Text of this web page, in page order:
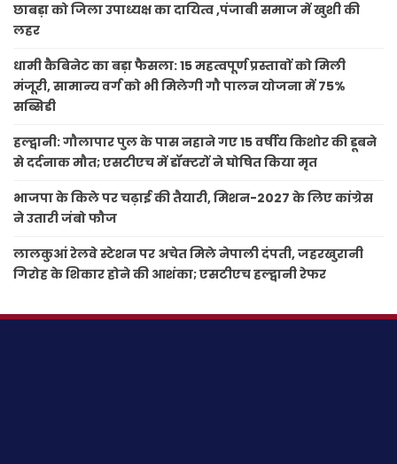
छाबड़ा को जिला उपाध्यक्ष का दायित्व ,पंजाबी समाज में खुशी की
लहर
धामी कैबिनेट का बड़ा फैसला: 15 महत्वपूर्ण प्रस्तावों को मिली
मंजूरी, सामान्य वर्ग को भी मिलेगी गौ पालन योजना में 75%
सब्सिडी
हल्द्वानी: गौलापार पुल के पास नहाने गए 15 वर्षीय किशोर की डूबने
से दर्दनाक मौत; एसटीएच में डॉक्टरों ने घोषित किया मृत
भाजपा के किले पर चढ़ाई की तैयारी, मिशन-2027 के लिए कांग्रेस
ने उतारी जंबो फौज
लालकुआं रेलवे स्टेशन पर अचेत मिले नेपाली दंपती, जहरखुरानी
गिरोह के शिकार होने की आशंका; एसटीएच हल्द्वानी रेफर